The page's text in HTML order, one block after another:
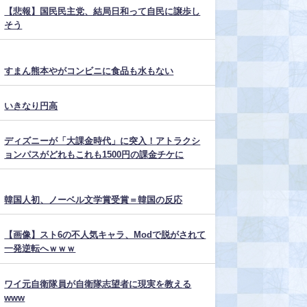
【悲報】国民民主党、結局日和って自民に譲歩し
そう
すまん熊本やがコンビニに食品も水もない
いきなり円高
ディズニーが「大課金時代」に突入！アトラクシ
ョンパスがどれもこれも1500円の課金チケに
韓国人初、ノーベル文学賞受賞＝韓国の反応
【画像】スト6の不人気キャラ、Modで脱がされて
一発逆転へｗｗｗ
ワイ元自衛隊員が自衛隊志望者に現実を教える
www